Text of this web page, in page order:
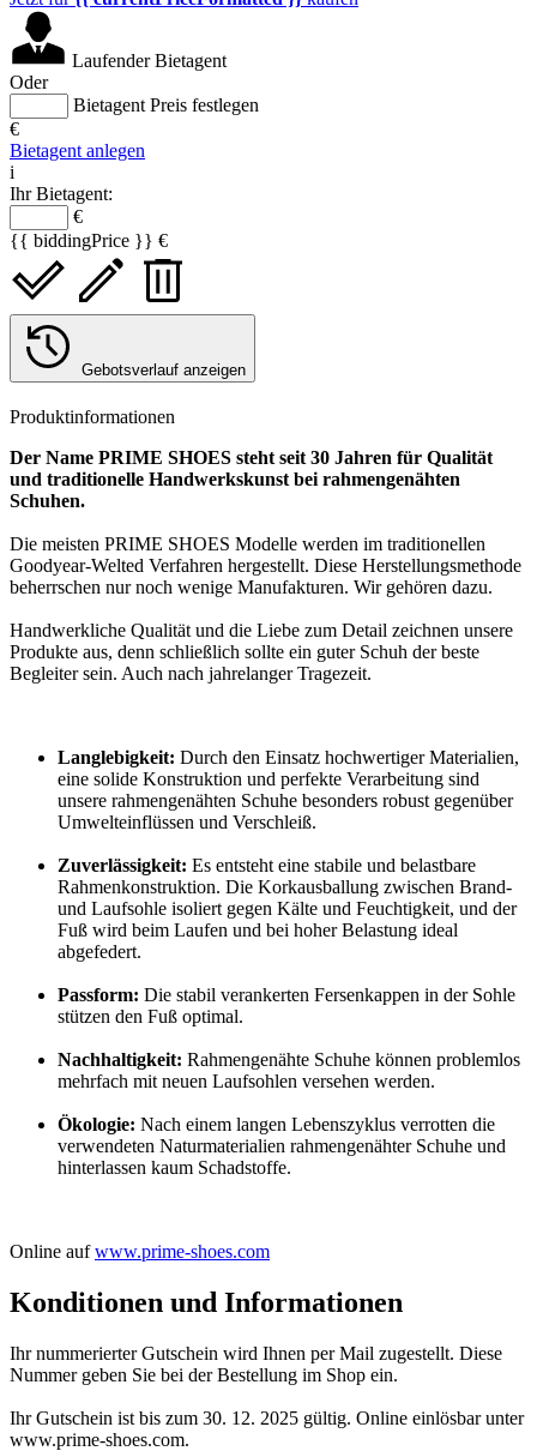
Laufender Bietagent
Oder
Bietagent Preis festlegen
€
Bietagent anlegen
i
Ihr Bietagent:
€
{{ biddingPrice }} €
Gebotsverlauf anzeigen
Produktinformationen
Der Name PRIME SHOES steht seit 30 Jahren für Qualität
und traditionelle Handwerkskunst bei rahmengenähten
Schuhen.
Die meisten PRIME SHOES Modelle werden im traditionellen
Goodyear-Welted Verfahren hergestellt. Diese Herstellungsmethode
beherrschen nur noch wenige Manufakturen. Wir gehören dazu.
Handwerkliche Qualität und die Liebe zum Detail zeichnen unsere
Produkte aus, denn schließlich sollte ein guter Schuh der beste
Begleiter sein. Auch nach jahrelanger Tragezeit.
Langlebigkeit: Durch den Einsatz hochwertiger Materialien,
eine solide Konstruktion und perfekte Verarbeitung sind
unsere rahmengenähten Schuhe besonders robust gegenüber
Umwelteinflüssen und Verschleiß.
Zuverlässigkeit: Es entsteht eine stabile und belastbare
Rahmenkonstruktion. Die Korkausballung zwischen Brand-
und Laufsohle isoliert gegen Kälte und Feuchtigkeit, und der
Fuß wird beim Laufen und bei hoher Belastung ideal
abgefedert.
Passform: Die stabil verankerten Fersenkappen in der Sohle
stützen den Fuß optimal.
Nachhaltigkeit: Rahmengenähte Schuhe können problemlos
mehrfach mit neuen Laufsohlen versehen werden.
Ökologie: Nach einem langen Lebenszyklus verrotten die
verwendeten Naturmaterialien rahmengenähter Schuhe und
hinterlassen kaum Schadstoffe.
Online aufwww.prime-shoes.com
Konditionen und Informationen
Ihr nummerierter Gutschein wird Ihnen per Mail zugestellt. Diese
Nummer geben Sie bei der Bestellung im Shop ein.
Ihr Gutschein ist bis zum 30. 12. 2025 gültig. Online einlösbar unter
www.prime-shoes.com.